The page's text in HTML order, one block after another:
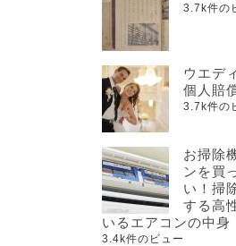
3.7k件の
ウエデ
個人賠
3.7k件の
お掃除
ンを買
い！掃
する高
いるエアコンの中身
3.4k件のビュー